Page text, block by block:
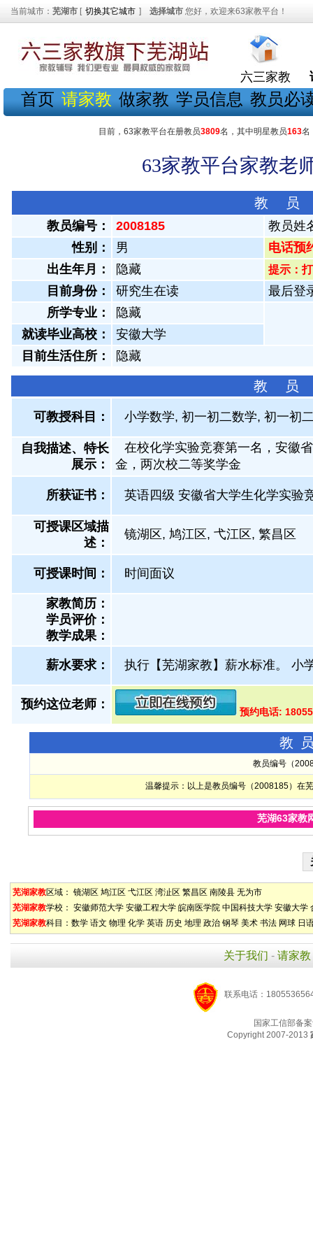
当前城市： 芜湖市 [ 切换其它城市 ] 选择城市 您好，欢迎来63家教平台！
六三家教
首页 请家教 做家教 学员信息 教员必
目前，63家教平台在册教员3809名，其中明星教员163名
63家教平台家教老
教 员
教员编号： 2008185
教员姓
性别：
男
电话预
出生年月：
隐藏 提示：
目前身份： 研究生在读
最后登
所学专业：
隐藏
就读毕业高校：
安徽大学
目前生活住所：
隐藏
教 员
可教授科目： 小学数学, 初一初二数学, 初一初
自我描述、特长
展示 ：
在校化学实验竞赛第一名，安徽
金，两次校二等奖学金
所获证书 ： 英语四级 安徽省大学生化学实验
可授课区域描
述：
镜湖区, 鸠江区, 弋江区, 繁昌区
可授课时间： 时间面议
家教简历：
学员评价：
教学成果：
薪水要求： 执行【芜湖家教】薪水标准。 小
预约这位老师：
预约电话:
教
教员编号（
温馨提示：以上是教员编号（2008185）在
芜湖63家教
芜湖家教区域： 镜湖区 鸠江区 弋江区 湾沚区 繁昌区 南陵县 无为市
芜湖家教学校： 安徽师范大学 安徽工程大学 皖南医学院 中国科技大学 安徽大学
芜湖家教科目： 数学 语文 物理 化学 英语 历史 地理 政治 钢琴 美术 书法 网球 日
关于我们 - 请家教
联系电话：
国家工信部备
Copyright 2007-2013